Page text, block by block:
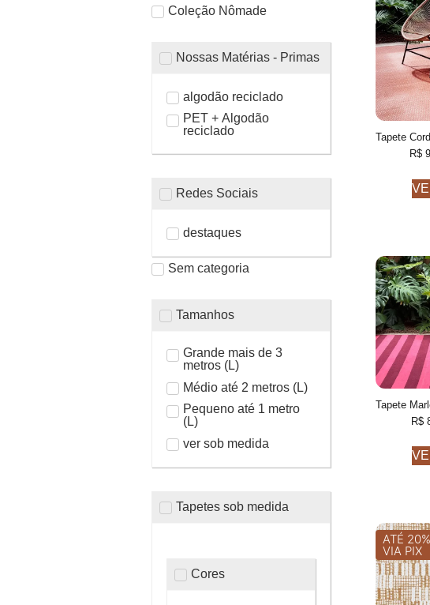
Coleção Nômade
Nossas Matérias - Primas
algodão reciclado
PET + Algodão
reciclado
Redes Sociais
destaques
Sem categoria
Tamanhos
Grande mais de 3
metros (L)
Médio até 2 metros (L)
Pequeno até 1 metro
(L)
ver sob medida
Tapetes sob medida
Cores
R$
R$
ATÉ
VIA PIX